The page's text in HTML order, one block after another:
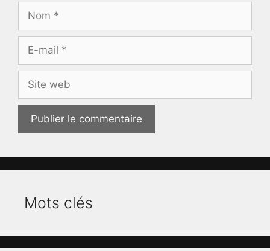
mail
web
Mots clés